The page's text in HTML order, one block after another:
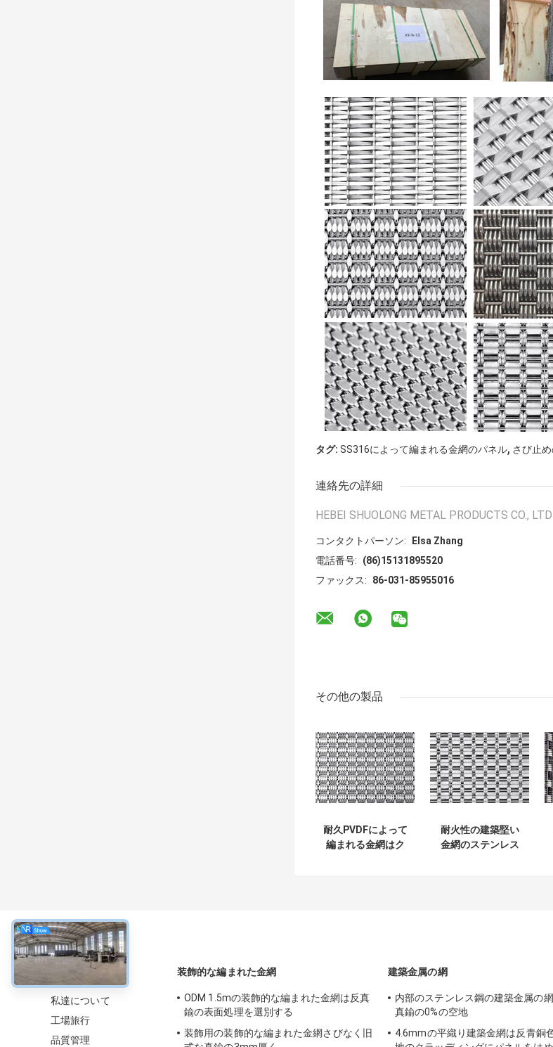
タグ: SS316によって編まれる金網のパネル, さび止
連絡先の詳細
HEBEI SHUOLONG METAL PRODUCTS CO., LTD
コンタクトパーソン:
Elsa Zhang
電話番号:
(86)15131895520
ファックス:
86-031-85955016
その他の製品
耐久PVDFによって
編まれる金網はク
耐火性の建築堅い
金網のステンレス
について
私達について
工場旅行
品質管理
装飾的な編まれた金網
ODM 1.5mの装飾的な編まれた金網は反真
鍮の表面処理を選別する
装飾用の装飾的な編まれた金網さびなく旧
建築金属の網
内部のステンレス鋼の建築金属の
真鍮の0%の空地
4.6mmの平織り建築金網は反青銅